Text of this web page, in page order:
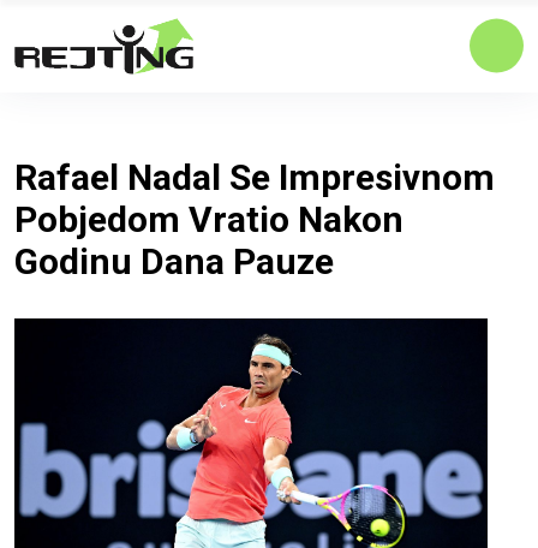
Rafael Nadal Se Impresivnom
Pobjedom Vratio Nakon
Godinu Dana Pauze